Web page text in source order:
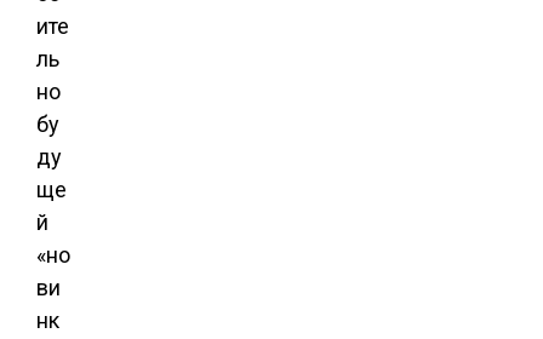
ите
ль
но
бу
ду
ще
й
«но
ви
нк